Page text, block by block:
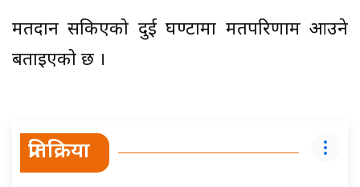
मतदान सकिएको दुई घण्टामा मतपरिणाम आउने
बताइएको छ ।
प्रतिक्रिया